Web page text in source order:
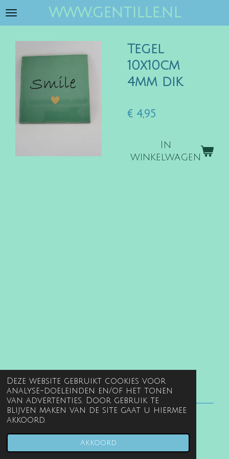
Deze website gebruikt cookies voor
analyse-doeleinden en/of het tonen
van advertenties. Door gebruik te
blijven maken van de site gaat u hiermee
akkoord.
Akkoord
Ga
hoofdinhoud
www.gentille.nl
Tegel
10x10cm
4mm dik
€ 4,95
In
winkelwagen
© 2022 - 2026 www.gentille.nl
JouwWeb